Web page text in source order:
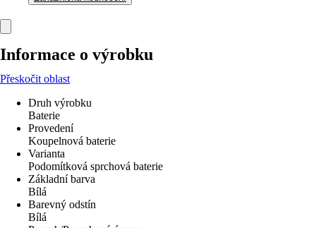
Informace o výrobku
Přeskočit oblast
Druh výrobku
Baterie
Provedení
Koupelnová baterie
Varianta
Podomítková sprchová baterie
Základní barva
Bílá
Barevný odstín
Bílá